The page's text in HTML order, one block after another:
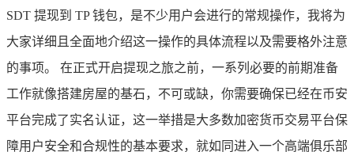
SDT 提现到 TP 钱包，是不少用户会进行的常规操作，我将为
大家详细且全面地介绍这一操作的具体流程以及需要格外注意
的事项。 在正式开启提现之旅之前，一系列必要的前期准备
工作就像搭建房屋的基石，不可或缺，你需要确保已经在币安
平台完成了实名认证，这一举措是大多数加密货币交易平台保
障用户安全和合规性的基本要求，就如同进入一个高端俱乐部